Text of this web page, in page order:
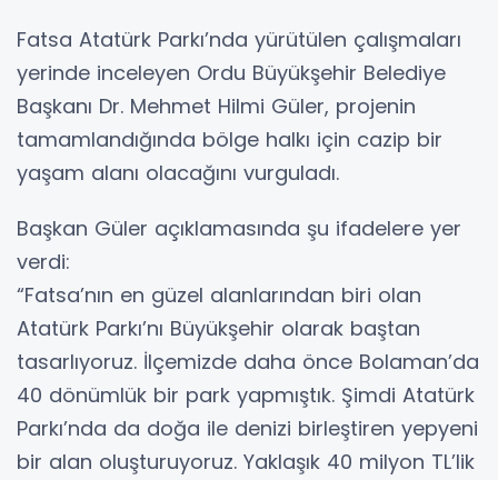
Fatsa Atatürk Parkı’nda yürütülen çalışmaları
yerinde inceleyen Ordu Büyükşehir Belediye
Başkanı Dr. Mehmet Hilmi Güler, projenin
tamamlandığında bölge halkı için cazip bir
yaşam alanı olacağını vurguladı.
Başkan Güler açıklamasında şu ifadelere yer
verdi:
“Fatsa’nın en güzel alanlarından biri olan
Atatürk Parkı’nı Büyükşehir olarak baştan
tasarlıyoruz. İlçemizde daha önce Bolaman’da
40 dönümlük bir park yapmıştık. Şimdi Atatürk
Parkı’nda da doğa ile denizi birleştiren yepyeni
bir alan oluşturuyoruz. Yaklaşık 40 milyon TL’lik